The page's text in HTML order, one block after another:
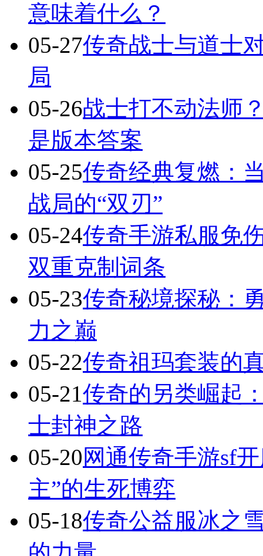
意味着什么？
05-27传奇战士与道士
局
05-26战士打不动法师
是版本答案
05-25传奇经典复燃：
战局的“双刃”
05-24传奇手游私服免
双重克制词条
05-23传奇秘境探秘：
力之巅
05-22传奇祖玛套装的
05-21传奇的另类崛起
士封神之路
05-20网通传奇手游sf
主”的生死博弈
05-18传奇公益服冰之